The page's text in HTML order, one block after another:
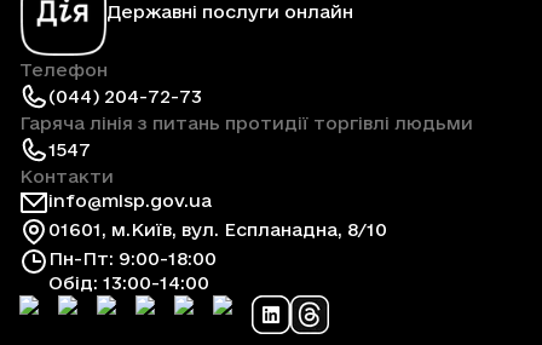
Державні послуги онлайн
Телефон
(044) 204-72-73
Гаряча лінія з питань протидії торгівлі людьми
1547
Контакти
info@mlsp.gov.ua
01601, м.Київ, вул. Еспланадна, 8/10
Пн-Пт: 9:00-18:00
Обід: 13:00-14:00